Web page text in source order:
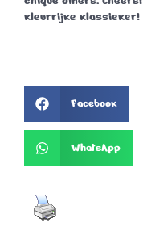
kleurrijke klassieker!
Facebook
WhatsApp